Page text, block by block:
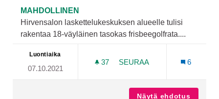
MAHDOLLINEN
Hirvensalon laskettelukeskuksen alueelle tulisi
rakentaa 18-väyläinen tasokas frisbeegolfrata....
Luontiaika
07.10.2021
37 37 SEURAAJAA
SEURAA
6
Näytä ehdotus